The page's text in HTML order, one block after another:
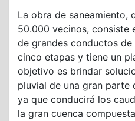
La obra de saneamiento,
50.000 vecinos, consiste
de grandes conductos
cinco etapas y tiene un
objetivo es brindar
pluvial de una gran parte
ya que conducirá los
la gran cuenca